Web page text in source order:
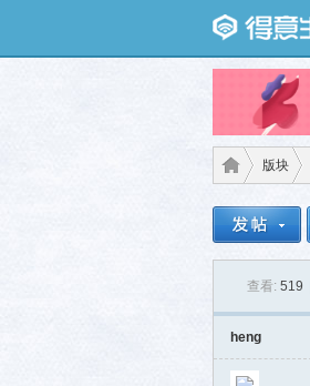
得意 ›
版块
›
查看: 519
heng